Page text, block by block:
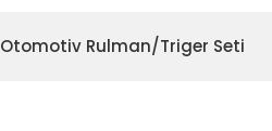
Otomotiv Rulman/Triger Seti